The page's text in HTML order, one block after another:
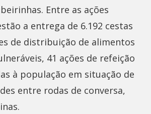
Entre as ações
a entrega de 6.192 cestas
de distribuição de alimentos
41 ações de refeição
à população em situação de
entre rodas de conversa,